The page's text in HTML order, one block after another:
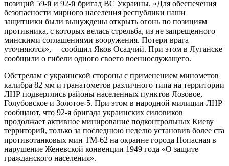
позиций 59-й и 92-й бригад ВС Украины. «Для обеспечения
безопасности мирного населения республики наши
защитники были вынуждены открыть огонь по позициям
противника, с которых велась стрельба, из не запрещенного
минскими соглашениями вооружения. Потери врага
уточняются»,— сообщил Яков Осадчий. При этом в Луганске
сообщили о гибели одного своего военнослужащего.
Обстрелам с украинской стороны с применением минометов
калибра 82 мм и гранатометов различного типа на территории
ЛНР подверглись районы населенных пунктов Лозовое,
Голубовское и Золотое-5. При этом в народной милиции ЛНР
сообщают, что 92-я бригада украинских силовиков
продолжает активное минирование подконтрольных Киеву
территорий, только за последнюю неделю установив более ста
противотанковых мин ТМ-62 на окраине города Попасная в
нарушение Женевской конвенции 1949 года «О защите
гражданского населения».